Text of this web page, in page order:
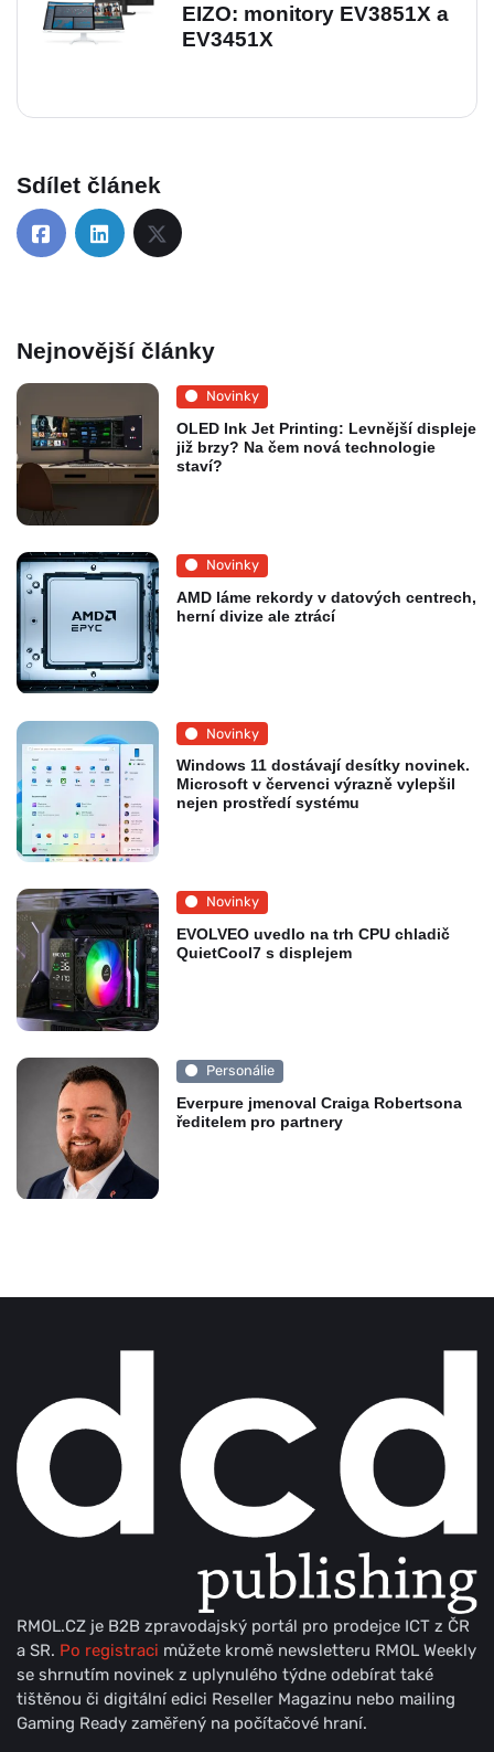
EIZO: monitory EV3851X a
EV3451X
Sdílet článek
Nejnovější články
Novinky
OLED Ink Jet Printing: Levnější displeje
již brzy? Na čem nová technologie
staví?
Novinky
AMD láme rekordy v datových centrech,
herní divize ale ztrácí
Novinky
Windows 11 dostávají desítky novinek.
Microsoft v červenci výrazně vylepšil
nejen prostředí systému
Novinky
EVOLVEO uvedlo na trh CPU chladič
QuietCool7 s displejem
Personálie
Everpure jmenoval Craiga Robertsona
ředitelem pro partnery
RMOL.CZ je B2B zpravodajský portál pro prodejce ICT z ČR
a SR. Po registraci můžete kromě newsletteru RMOL Weekly
se shrnutím novinek z uplynulého týdne odebírat také
tištěnou či digitální edici Reseller Magazinu nebo mailing
Gaming Ready zaměřený na počítačové hraní.